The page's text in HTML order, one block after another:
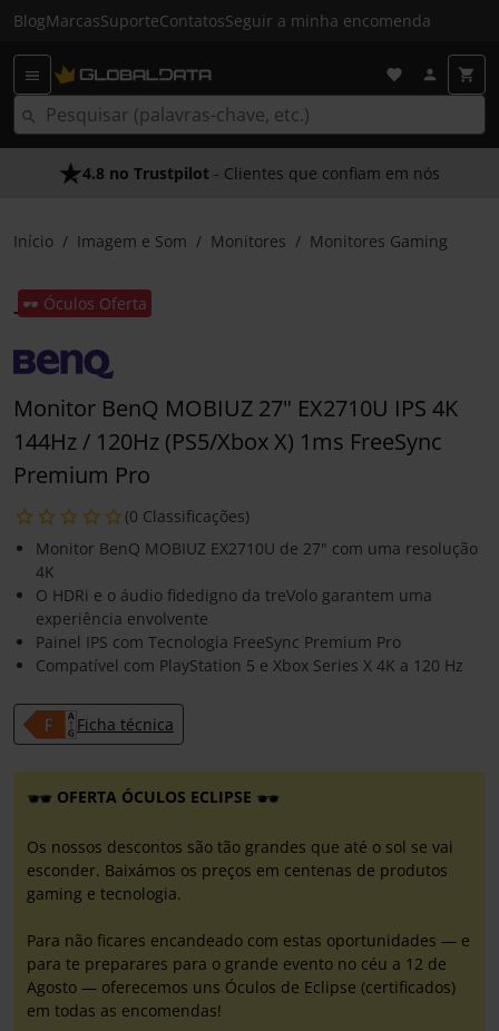
BlogMarcasSuporteContatosSeguir a minha encomenda
4.8 no Trustpilot - Clientes que confiam em nós
Início Imagem e Som Monitores Monitores Gaming
🕶️ Óculos Oferta
Monitor BenQ MOBIUZ 27" EX2710U IPS 4K
144Hz / 120Hz (PS5/Xbox X) 1ms FreeSync
Premium Pro
(0 Classificações)
Monitor BenQ MOBIUZ EX2710U de 27" com uma resolução
4K
O HDRi e o áudio fidedigno da treVolo garantem uma
experiência envolvente
Painel IPS com Tecnologia FreeSync Premium Pro
Compatível com PlayStation 5 e Xbox Series X 4K a 120 Hz
Ficha técnica
OFERTA ÓCULOS ECLIPSE
Os nossos descontos são tão grandes que até o sol se vai
esconder. Baixámos os preços em centenas de produtos
gaming e tecnologia.
Para não ficares encandeado com estas oportunidades — e
para te preparares para o grande evento no céu a 12 de
Agosto — oferecemos uns Óculos de Eclipse (certificados)
em todas as encomendas!